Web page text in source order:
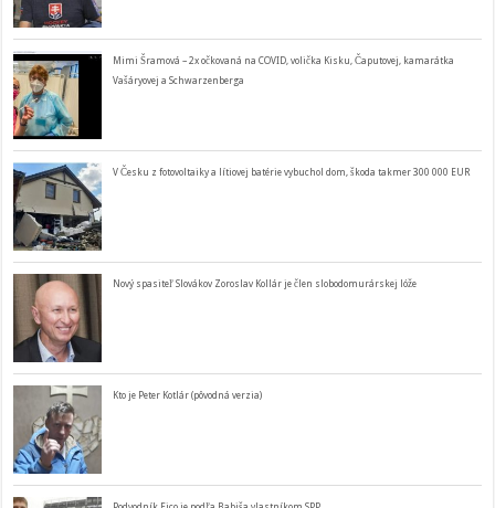
Mimi Šramová – 2x očkovaná na COVID, volička Kisku, Čaputovej, kamarátka
Vašáryovej a Schwarzenberga
V Česku z fotovoltaiky a lítiovej batérie vybuchol dom, škoda takmer 300 000 EUR
Nový spasiteľ Slovákov Zoroslav Kollár je člen slobodomurárskej lóže
Kto je Peter Kotlár (pôvodná verzia)